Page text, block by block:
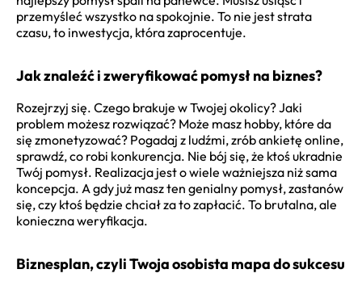
przemyśleć wszystko na spokojnie. To nie jest strata
czasu, to inwestycja, która zaprocentuje.
Jak znaleźć i zweryfikować pomysł na biznes?
Rozejrzyj się. Czego brakuje w Twojej okolicy? Jaki
problem możesz rozwiązać? Może masz hobby, które da
się zmonetyzować? Pogadaj z ludźmi, zrób ankietę online,
sprawdź, co robi konkurencja. Nie bój się, że ktoś ukradnie
Twój pomysł. Realizacja jest o wiele ważniejsza niż sama
koncepcja. A gdy już masz ten genialny pomysł, zastanów
się, czy ktoś będzie chciał za to zapłacić. To brutalna, ale
konieczna weryfikacja.
Biznesplan, czyli Twoja osobista mapa do sukcesu